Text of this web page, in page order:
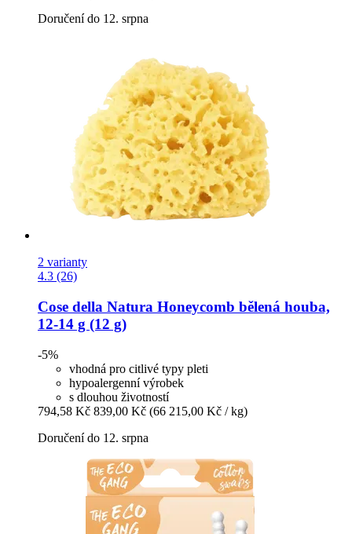
Doručení do 12. srpna
2 varianty
4.3 (26)
Cose della Natura Honeycomb bělená houba,
12-​14 g (12 g)
-5%
vhodná pro citlivé typy pleti
hypoalergenní výrobek
s dlouhou životností
794,58 Kč 839,00 Kč (66 215,00 Kč / kg)
Doručení do 12. srpna